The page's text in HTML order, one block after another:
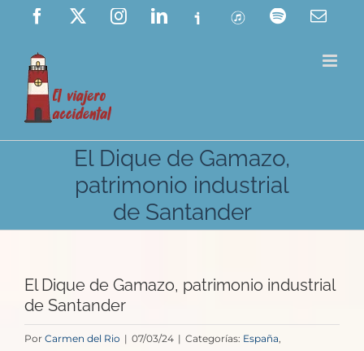
Saltar
contenido
Facebook InstagramLinkedIn
Ivoox ITunes Spotify
El Dique de Gamazo,
patrimonio industrial
de Santander
El Dique de Gamazo, patrimonio industrial
de Santander
Por Carmen del Rio | 07/03/24 | Categorías: España,